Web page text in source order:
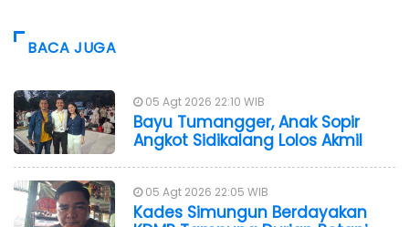
BACA JUGA
05 Agt 2026 22:10 WIB
Bayu Tumangger, Anak Sopir
Angkot Sidikalang Lolos Akmil
05 Agt 2026 22:05 WIB
Kades Simungun Berdayakan